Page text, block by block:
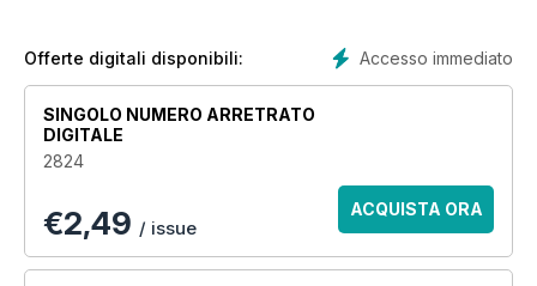
Accesso immediato
Offerte digitali disponibili:
SINGOLO NUMERO ARRETRATO
DIGITALE
2824
€2,49 / issue
ACQUISTA ORA